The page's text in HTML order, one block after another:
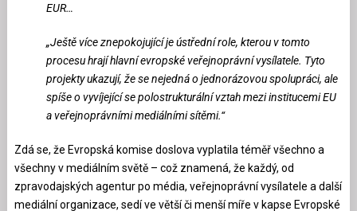
EUR…
„Ještě více znepokojující je ústřední role, kterou v tomto
procesu hrají hlavní evropské veřejnoprávní vysílatele. Tyto
projekty ukazují, že se nejedná o jednorázovou spolupráci, ale
spíše o vyvíjející se polostrukturální vztah mezi institucemi EU
a veřejnoprávními mediálními sítěmi.“
Zdá se, že Evropská komise doslova vyplatila téměř všechno a
všechny v mediálním světě – což znamená, že každý, od
zpravodajských agentur po média, veřejnoprávní vysílatele a další
mediální organizace, sedí ve větší či menší míře v kapse Evropské